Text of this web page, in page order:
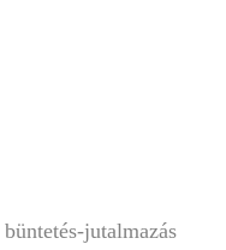
büntetés-jutalmazás